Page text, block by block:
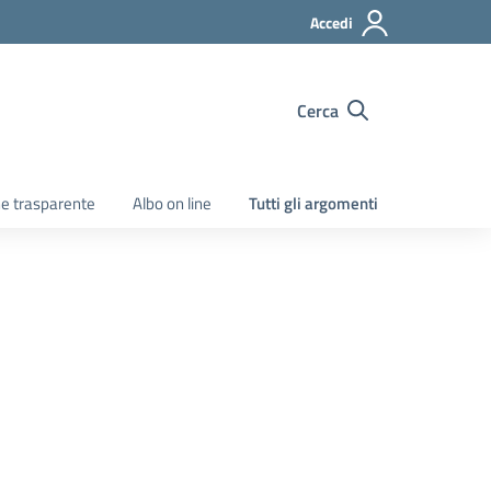
Accedi
Cerca
trasparente Albo on line Tutti gli argomenti